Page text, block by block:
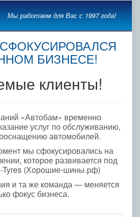
Мы работаем для Вас с 1997 года!
БИЗНЕСЕ!
клиенты!
«Автобам» временно
услуг по обслуживанию,
автомобилей.
мы сфокусировались на
которое развивается под
Tyres (Хорошие-шины.рф)
и та же команда — меняется
фокус бизнеса.